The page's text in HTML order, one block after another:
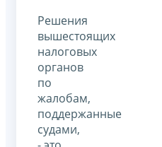
Решения
вышестоящих
налоговых
органов
по
жалобам,
поддержанные
судами,